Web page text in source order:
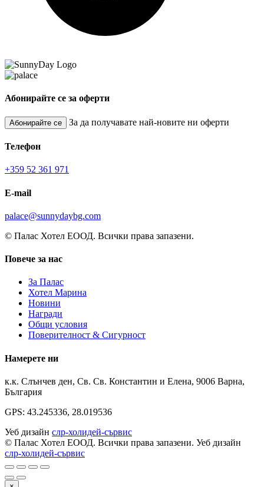
Абонирайте се за оферти
Абонирайте се За да получавате най-новите ни оферти
Телефон
+359 52 361 971
E-mail
palace@sunnydaybg.com
© Палас Хотел ЕООД. Всички права запазени.
Повече за нас
За Палас
Хотел Марина
Новини
Награди
Общи условия
Поверителност & Сигурност
Намерете ни
к.к. Слънчев ден, Св. Св. Константин и Елена, 9006 Варна,
България
GPS: 43.245336, 28.019536
Уеб дизайн слр-холидей-сървис
© Палас Хотел ЕООД. Всички права запазени. Уеб дизайн
слр-холидей-сървис